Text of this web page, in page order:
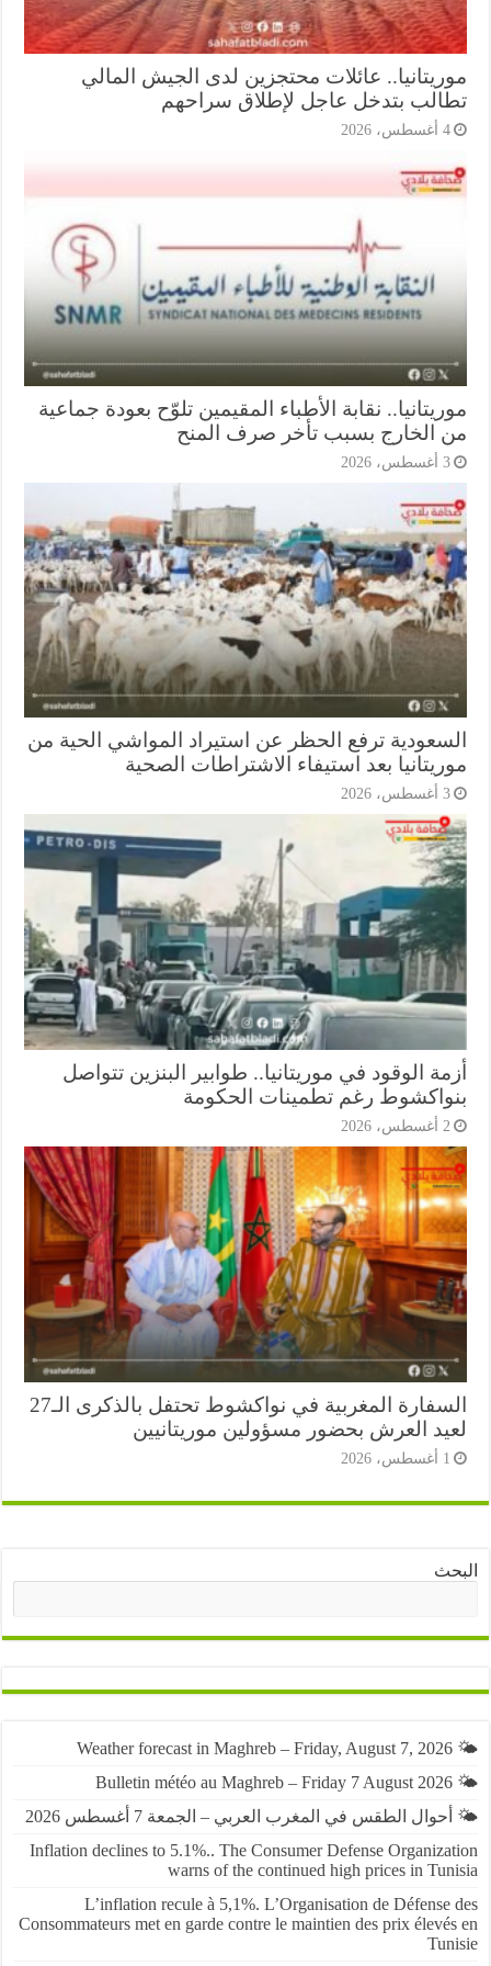
عائلات محتجزين لدى الجيش المالي
بتدخل عاجل لإطلاق سراحهم
نقابة الأطباء المقيمين تلوّح بعودة جماعية
الخارج بسبب تأخر صرف المنح
ترفع الحظر عن استيراد المواشي الحية من
بعد استيفاء الاشتراطات الصحية
الوقود في موريتانيا.. طوابير البنزين تتواصل
رغم تطمينات الحكومة
السفارة المغربية في نواكشوط تحتفل بالذكرى الـ27
العرش بحضور مسؤولين موريتانيين
الطقس في المغرب العربي – الجمعة 7 أغسطس 2026
Inflation declines to 5.1%.. The Consumer Defense
warns of the continued high prices in
L’inflation recule à 5,1%. L’Organisation de
Consommateurs met en garde contre le maintien des prix